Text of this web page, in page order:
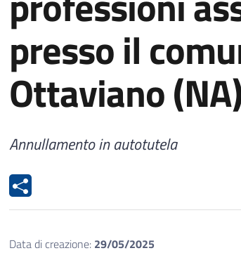
presso il
Ottaviano
Annullamento in autotutela
Data di creazione: 29/05/2025